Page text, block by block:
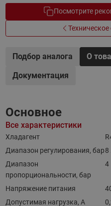
Посмотрите
Подбор аналога О
Документация
Основное
Все характеристики
Хладагент
Диапазон регулирования, бар8
Диапазон
пропорциональности, бар
4
Напряжение питания
Допустимая нагрузка, А